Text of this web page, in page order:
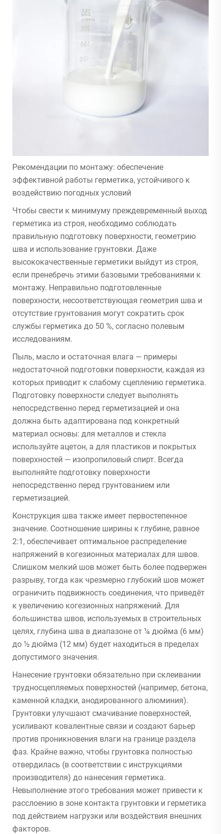
Рекомендации по монтажу: обеспечение
эффективной работы герметика, устойчивого к
воздействию погодных условий
Чтобы свести к минимуму преждевременный выход
герметика из строя, необходимо соблюдать
правильную подготовку поверхности, геометрию
шва и использование грунтовки. Даже
высококачественные герметики выйдут из строя,
если пренебречь этими базовыми требованиями к
монтажу. Неправильно подготовленные
поверхности, несоответствующая геометрия шва и
отсутствие грунтования могут сократить срок
службы герметика до 50 %, согласно полевым
исследованиям.
Пыль, масло и остаточная влага — примеры
недостаточной подготовки поверхности, каждая из
которых приводит к слабому сцеплению герметика.
Подготовку поверхности следует выполнять
непосредственно перед герметизацией и она
должна быть адаптирована под конкретный
материал основы: для металлов и стекла
используйте ацетон, а для пластиков и покрытых
поверхностей — изопропиловый спирт. Всегда
выполняйте подготовку поверхности
непосредственно перед грунтованием или
герметизацией.
Конструкция шва также имеет первостепенное
значение. Соотношение ширины к глубине, равное
2:1, обеспечивает оптимальное распределение
напряжений в когезионных материалах для швов.
Слишком мелкий шов может быть более подвержен
разрыву, тогда как чрезмерно глубокий шов может
ограничить подвижность соединения, что приведёт
к увеличению когезионных напряжений. Для
большинства швов, используемых в строительных
целях, глубина шва в диапазоне от ¼ дюйма (6 мм)
до ½ дюйма (12 мм) будет находиться в пределах
допустимого значения.
Нанесение грунтовки обязательно при склеивании
трудносцепляемых поверхностей (например, бетона,
каменной кладки, анодированного алюминия).
Грунтовки улучшают смачивание поверхностей,
усиливают ковалентные связи и создают барьер
против проникновения влаги на границе раздела
фаз. Крайне важно, чтобы грунтовка полностью
отвердилась (в соответствии с инструкциями
производителя) до нанесения герметика.
Невыполнение этого требования может привести к
расслоению в зоне контакта грунтовки и герметика
под действием нагрузки или воздействия внешних
факторов.